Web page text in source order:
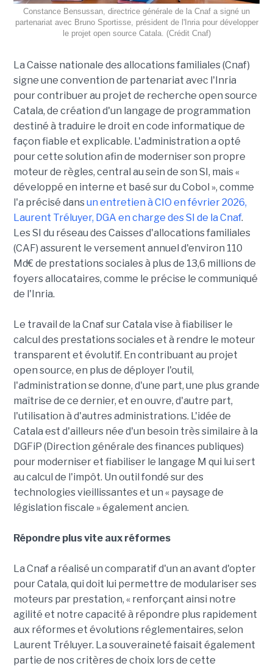
Constance Bensussan, directrice générale de la Cnaf a signé un
partenariat avec Bruno Sportisse, président de l'Inria pour développer
le projet open source Catala. (Crédit Cnaf)
La Caisse nationale des allocations familiales (Cnaf)
signe une convention de partenariat avec l'Inria
pour contribuer au projet de recherche open source
Catala, de création d'un langage de programmation
destiné à traduire le droit en code informatique de
façon fiable et explicable. L'administration a opté
pour cette solution afin de moderniser son propre
moteur de règles, central au sein de son SI, mais «
développé en interne et basé sur du Cobol », comme
l'a précisé dansun entretien à CIO en février 2026,
Laurent Tréluyer, DGA en charge des SI de la Cnaf.
Les SI du réseau des Caisses d'allocations familiales
(CAF) assurent le versement annuel d'environ 110
Md€ de prestations sociales à plus de 13,6 millions de
foyers allocataires, comme le précise le communiqué
de l'Inria.
Le travail de la Cnaf sur Catala vise à fiabiliser le
calcul des prestations sociales et à rendre le moteur
transparent et évolutif. En contribuant au projet
open source, en plus de déployer l'outil,
l'administration se donne, d'une part, une plus grande
maîtrise de ce dernier, et en ouvre, d'autre part,
l'utilisation à d'autres administrations. L'idée de
Catala est d'ailleurs née d'un besoin très similaire à la
DGFiP (Direction générale des finances publiques)
pour moderniser et fiabiliser le langage M qui lui sert
au calcul de l'impôt. Un outil fondé sur des
technologies vieillissantes et un « paysage de
législation fiscale » également ancien.
Répondre plus vite aux réformes
La Cnaf a réalisé un comparatif d'un an avant d'opter
pour Catala, qui doit lui permettre de modulariser ses
moteurs par prestation, « renforçant ainsi notre
agilité et notre capacité à répondre plus rapidement
aux réformes et évolutions réglementaires, selon
Laurent Tréluyer. La souveraineté faisait également
partie de nos critères de choix lors de cette